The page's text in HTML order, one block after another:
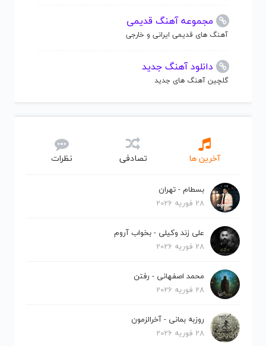
مجموعه آهنگ قدیمی
آهنگ های قدیمی ایرانی و خارجی
دانلود آهنگ جدید
گلچین آهنگ های جدید
آخرین ها تصادفی نظرات
بسطام - تهران
28 فوریه 2026
علی زند وکیلی - بخواب آروم
28 فوریه 2026
محمد اصفهانی - رفتن
28 فوریه 2026
روزبه بمانی - آخرالزمون
28 فوریه 2026